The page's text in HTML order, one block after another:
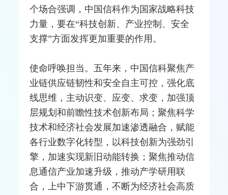
个场合强调，中国信科作为国家战略科技
力量，要在“科技创新、产业控制、安全
支撑”方面发挥更加重要的作用。
使命呼唤担当。五年来，中国信科聚焦产
业链供应链韧性和安全自主可控，强化底
线思维，主动识变、应变、求变，加强顶
层规划和前瞻性技术创新布局；聚焦科学
技术和经济社会发展加速渗透融合，赋能
各行业数字化转型 ，以科技创新为强劲引
擎，加速实现新旧动能转换；聚焦推动信
息通信产业加速升级，推动产学研用联
合，上中下游贯通，不断为经济社会高质